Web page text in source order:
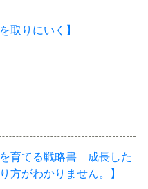
取りにいく】
を育てる戦略書 成長した
方がわかりません。】